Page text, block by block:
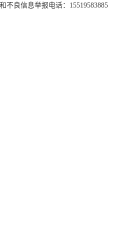
不良信息举报电话：15519583885